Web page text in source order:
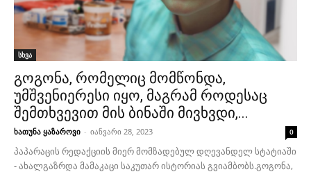
სხვა
გოგონა, რომელიც მომწონდა,
უმშვენიერესი იყო, მაგრამ როდესაც
შემთხვევით მის ბინაში მივხვდი,...
ხათუნა ყაზაროვი - იანვარი 28, 2023 0
პაპარაცის რედაქციის მიერ მომზადებულ დღევანდელ სტატიაში
- ახალგაზრდა მამაკაცი საკუთარ ისტორიას გვიამბობს.გოგონა,